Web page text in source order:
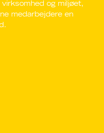
og miljøet,
medarbejdere en